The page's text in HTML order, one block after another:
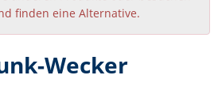
finden eine Alternative.
Wecker